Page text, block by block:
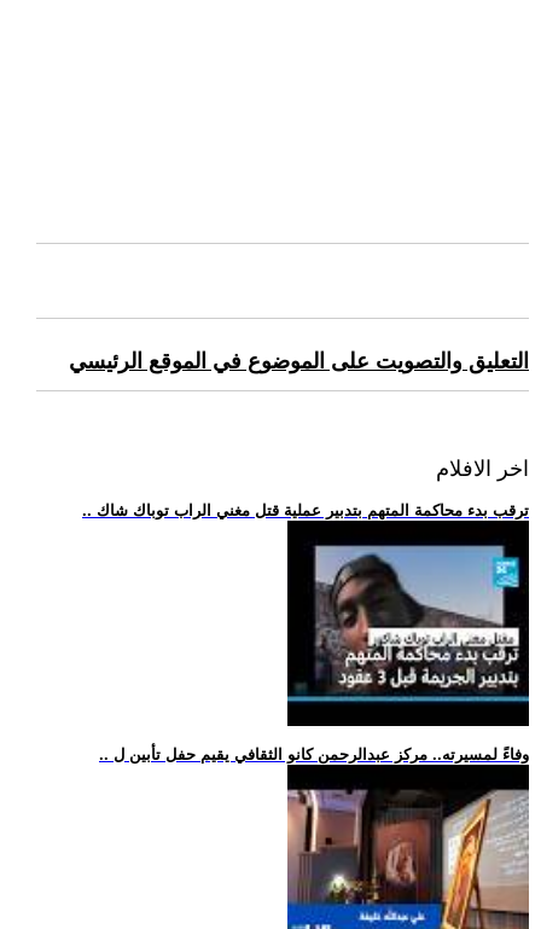
التعليق والتصويت على الموضوع في الموقع الرئيسي
اخر الافلام
.. ترقب بدء محاكمة المتهم بتدبير عملية قتل مغني الراب توباك شاك
.. وفاءً لمسيرته.. مركز عبدالرحمن كانو الثقافي يقيم حفل تأبين ل